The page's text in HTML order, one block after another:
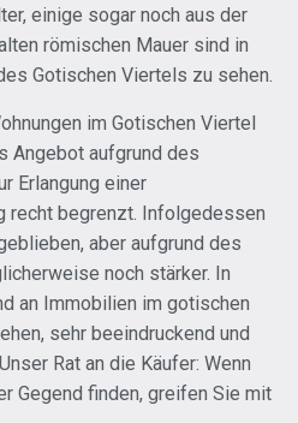
einige sogar noch aus der
römischen Mauer sind in
Gotischen Viertels zu sehen.
im Gotischen Viertel
Angebot aufgrund des
Erlangung einer
recht begrenzt. Infolgedessen
aber aufgrund des
noch stärker. In
an Immobilien im gotischen
sehr beeindruckend und
Rat an die Käufer: Wenn
Gegend finden, greifen Sie mit